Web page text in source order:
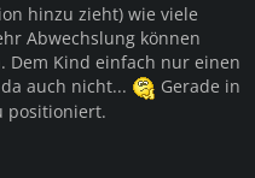
hinzu zieht) wie viele
Abwechslung können
Dem Kind einfach nur einen
auch nicht...
Gerade in
positioniert.